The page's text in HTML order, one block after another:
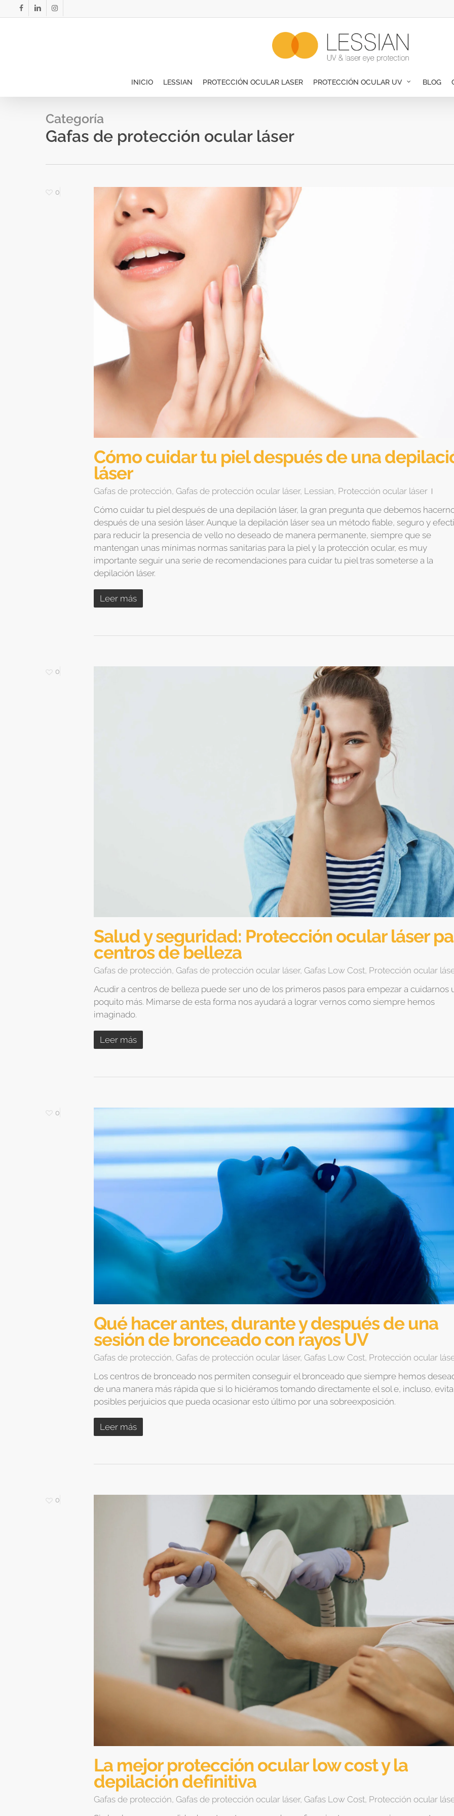
to
facebooklinkedininstagram
INICIO LESSIAN PROTECCIÓN OCULAR LASER PROTECCIÓN OCULAR UV BLOG
Categoría
Gafas de protección ocular láser
0
Cómo cuidar tu piel después de una
láser
Gafas de protección, Gafas de protección ocular láser, Lessian, Protección ocular láser
Cómo cuidar tu piel después de una depilación láser, la gran pregunta que debemos
después de una sesión láser. Aunque la depilación láser sea un método fiable, seguro y
para reducir la presencia de vello no deseado de manera permanente, siempre que se
mantengan unas mínimas normas sanitarias para la piel y la protección ocular, es muy
importante seguir una serie de recomendaciones para cuidar tu piel tras someterse a la
depilación láser.
Leer más
0
Salud y seguridad: Protección ocular láser
centros de belleza
Gafas de protección, Gafas de protección ocular láser, Gafas Low Cost, Protección ocular
Acudir a centros de belleza puede ser uno de los primeros pasos para empezar a cuidarnos
poquito más. Mimarse de esta forma nos ayudará a lograr vernos como siempre hemos
imaginado.
Leer más
0
Qué hacer antes, durante y después de una
sesión de bronceado con rayos UV
Gafas de protección, Gafas de protección ocular láser, Gafas Low Cost, Protección ocular
Los centros de bronceado nos permiten conseguir el bronceado que siempre hemos
de una manera más rápida que si lo hiciéramos tomando directamente el sol e, incluso,
posibles perjuicios que pueda ocasionar esto último por una sobreexposición.
Leer más
0
La mejor protección ocular low cost y la
depilación definitiva
Gafas de protección, Gafas de protección ocular láser, Gafas Low Cost, Protección ocular